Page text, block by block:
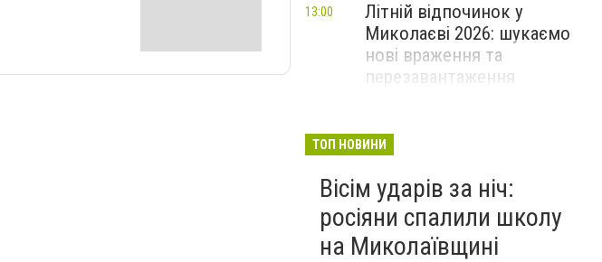
Літній відпочинок у
Миколаєві 2026: шукаємо
нові враження та
перезавантаження
13:00
Як миколаївцям пережити
прохолодний транспорт та
нові локації з
«туманчиками»
12:30
ТОП НОВИНИ
Вісім ударів за ніч:
росіяни спалили школу
на Миколаївщині